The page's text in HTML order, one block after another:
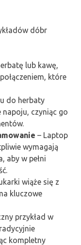
dóbr
lub kawę,
które
do herbaty
czyniąc go
– Laptop
wymagają
aby w pełni
wiąże się z
kluczowe
przykład w
kompletny